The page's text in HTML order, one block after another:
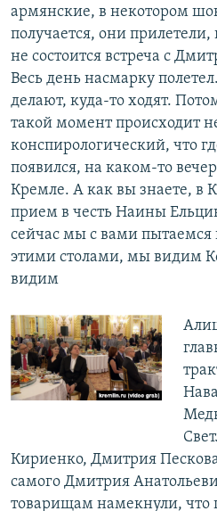
армянские, в некотором
получается, они
не состоится встреча с
Весь день насмарку
делают, куда-то ходят.
такой момент происходит
конспирологический, что
появился, на каком-то
Кремле. А как вы знаете, в
прием в честь Наины
сейчас мы с вами пытаемся
этими столами, мы видим
видим
Кириенко, Дмитрия
самого Дмитрия
товарищам намекнули, что